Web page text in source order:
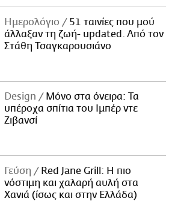
Ημερολόγιο
51 ταινίες που μού
άλλαξαν τη ζωή- updated. Aπό τον
Στάθη Τσαγκαρουσιάνο
Design
Μόνο στα όνειρα: Τα
υπέροχα σπίτια του Ιμπέρ ντε
Ζιβανσί
Γεύση
Red Jane Grill: Η πιο
νόστιμη και χαλαρή αυλή στα
Χανιά (ίσως και στην Ελλάδα)